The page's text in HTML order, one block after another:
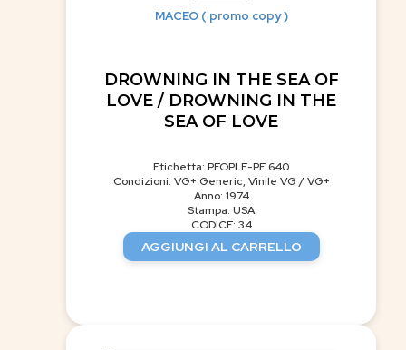
MACEO ( promo copy )
DROWNING IN THE SEA OF
LOVE / DROWNING IN THE
SEA OF LOVE
Etichetta: PEOPLE-PE 640
Condizioni: VG+ Generic, Vinile VG / VG+
Anno: 1974
Stampa: USA
CODICE: 34
AGGIUNGI AL CARRELLO